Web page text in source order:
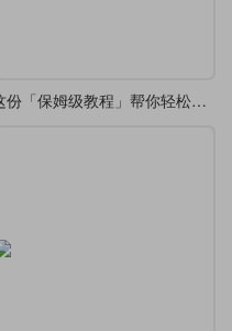
这份「保姆级教程」帮你轻松通关 LaTeX